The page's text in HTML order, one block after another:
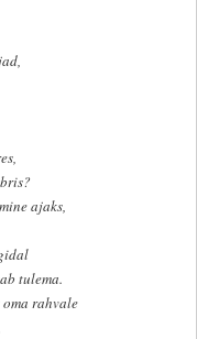
ajaks,
tulema.
rahvale